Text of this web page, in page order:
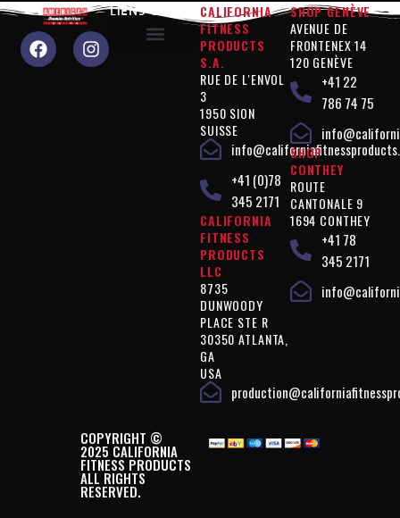
LIENS UTILES
CALIFORNIA
FITNESS
PRODUCTS
S.A.
RUE DE L'ENVOL
3
1950 SION
SUISSE
+41 (0)78
345 2171
CALIFORNIA
FITNESS
PRODUCTS
LLC
8735
DUNWOODY
PLACE STE R
30350 ATLANTA,
GA
USA
SHOP GENÈVE
AVENUE DE
FRONTENEX 14
120 GENÈVE
+41 22
786 74 75
SHOP
CONTHEY
ROUTE
CANTONALE 9
1694 CONTHEY
+41 78
345 2171
COPYRIGHT ©
2025 CALIFORNIA
FITNESS PRODUCTS
ALL RIGHTS
RESERVED.